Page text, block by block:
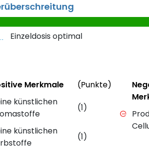
Einzeldosis optimal
Merkmale des Produkts mit
Merkmale (Punkte)
künstlichen
(1)
künstlichen
(1)
Status